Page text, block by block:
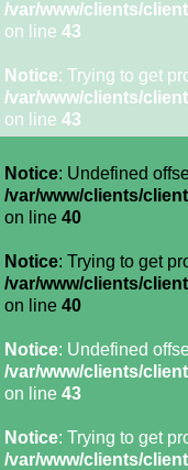
/var/www/clients/
on line 43
Notice: Trying to get
/var/www/clients/
on line 43
Notice: Undefined
/var/www/clients/
on line 40
Notice: Trying to get
/var/www/clients/
on line 40
Notice: Undefined
/var/www/clients/
on line 43
Notice: Trying to get
/var/www/clients/